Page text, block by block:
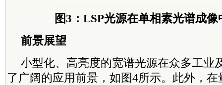
图3：LSP光源在单相素光谱成
前景展望
小型化、高亮度的宽谱光源在众多工业
了广阔的应用前景，如图4所示。此外，